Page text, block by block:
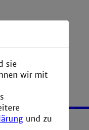
sie
wir mit
und zu